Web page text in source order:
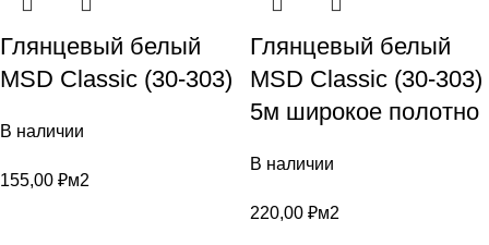
Глянцевый белый
MSD Classic (30-303)
В наличии
155,00 ₽м2
Глянцевый белый
MSD Classic (30-303)
5м широкое полотно
В наличии
220,00 ₽м2